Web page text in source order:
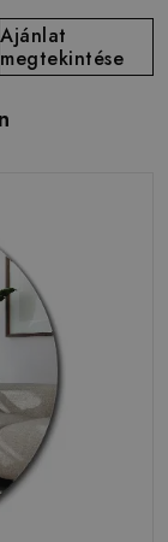
Ajánlat
megtekintése